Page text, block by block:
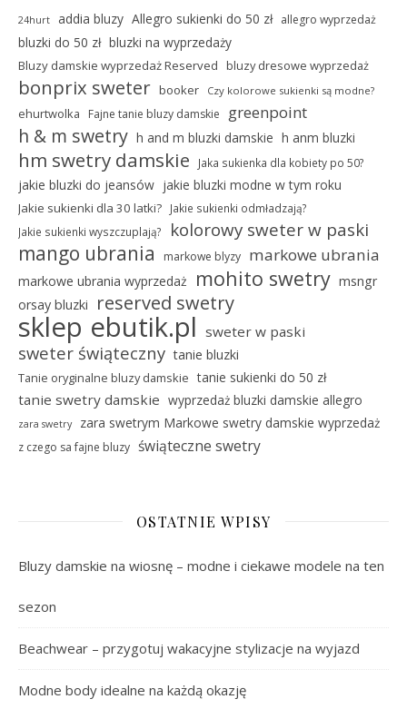
24hurt addia bluzy Allegro sukienki do 50 zł allegro wyprzedaż
bluzki do 50 zł bluzki na wyprzedaży
Bluzy damskie wyprzedaż Reserved bluzy dresowe wyprzedaż
bonprix sweter booker Czy kolorowe sukienki są modne?
ehurtwolka Fajne tanie bluzy damskie greenpoint
h & m swetry h and m bluzki damskie h anm bluzki
hm swetry damskie Jaka sukienka dla kobiety po 50?
jakie bluzki do jeansów jakie bluzki modne w tym roku
Jakie sukienki dla 30 latki?
Jakie sukienki odmładzają?
Jakie sukienki wyszczuplają?
kolorowy sweter w paski
mango ubrania markowe blyzy markowe ubrania
markowe ubrania wyprzedaż mohito swetry msngr
orsay bluzki
reserved swetry
sklep ebutik.pl sweter w paski
sweter świąteczny tanie bluzki
Tanie oryginalne bluzy damskie tanie sukienki do 50 zł
tanie swetry damskie wyprzedaż bluzki damskie allegro
zara swetry zara swetrym Markowe swetry damskie wyprzedaż
z czego sa fajne bluzy świąteczne swetry
OSTATNIE WPISY
Bluzy damskie na wiosnę – modne i ciekawe modele na ten
sezon
Beachwear – przygotuj wakacyjne stylizacje na wyjazd
Modne body idealne na każdą okazję